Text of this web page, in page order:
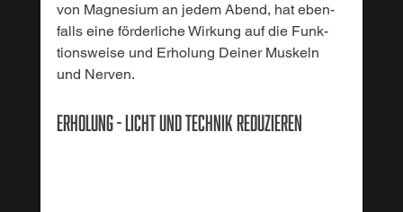
von Magnesium an jedem Abend, hat eben-
falls eine förderliche Wirkung auf die Funk-
tionsweise und Erholung Deiner Muskeln
und Nerven.
Erholung - Licht und Technik reduzieren